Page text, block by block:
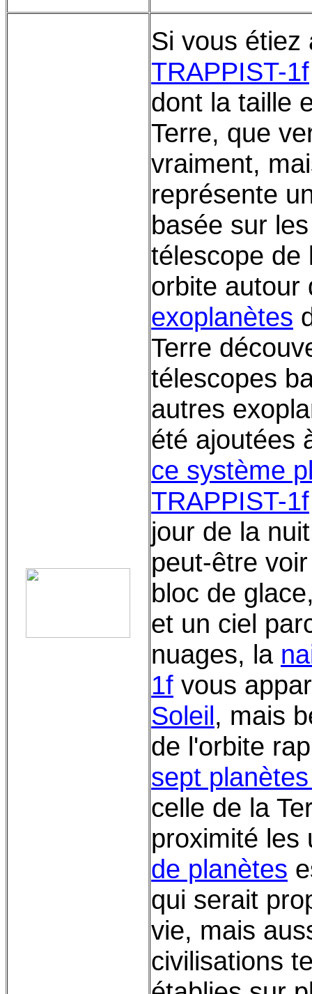
Si vous étiez
TRAPPIST-1f
dont la taille
Terre, que
vraiment,
représente
basée sur
télescope
orbite
exoplanètes
Terre
télescopes
autres
été ajoutées
ce système
TRAPPIST-1f
jour de la
peut-être
bloc de
et un ciel
nuages, la
1f vous
Soleil, mais
de l'orbite
sept
celle de la
proximité
de planètes
qui serait
vie, mais
civilisations